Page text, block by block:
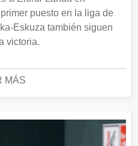
puesto en la liga de
Eskuza también siguen
victoria.
MÁS